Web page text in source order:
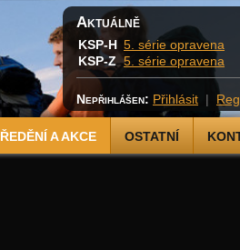
A AKCE OSTATNÍ
Aktuálně
KSP-H 5. série opravena
KSP-Z 5. série opravena
Nepřihlášen: Přihlásit |